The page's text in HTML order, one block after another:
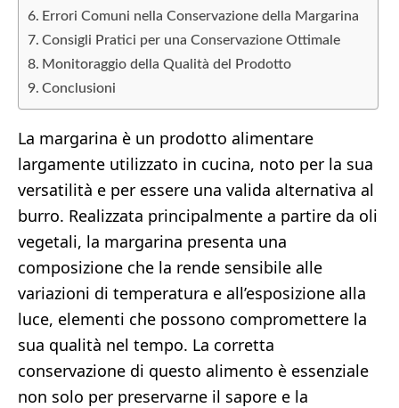
Errori Comuni nella Conservazione della Margarina
Consigli Pratici per una Conservazione Ottimale
Monitoraggio della Qualità del Prodotto
Conclusioni
La margarina è un prodotto alimentare
largamente utilizzato in cucina, noto per la sua
versatilità e per essere una valida alternativa al
burro. Realizzata principalmente a partire da oli
vegetali, la margarina presenta una
composizione che la rende sensibile alle
variazioni di temperatura e all’esposizione alla
luce, elementi che possono compromettere la
sua qualità nel tempo. La corretta
conservazione di questo alimento è essenziale
non solo per preservarne il sapore e la